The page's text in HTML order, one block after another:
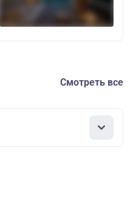
Смотреть все